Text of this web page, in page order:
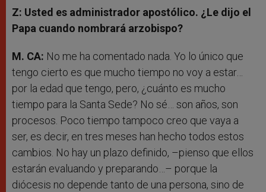
Z: Usted es administrador apostólico. ¿Le dijo el
Papa cuando nombrará arzobispo?
M. CA: No me ha comentado nada. Yo lo único que
tengo cierto es que mucho tiempo no voy a estar…
por la edad que tengo, pero, ¿cuánto es mucho
tiempo para la Santa Sede? No sé… son años, son
procesos. Poco tiempo tampoco creo que vaya a
ser, es decir, en tres meses han hecho todos estos
cambios. No hay un plazo definido, –pienso que ellos
estarán evaluando y preparando…– porque la
diócesis no depende tanto de una persona, sino de